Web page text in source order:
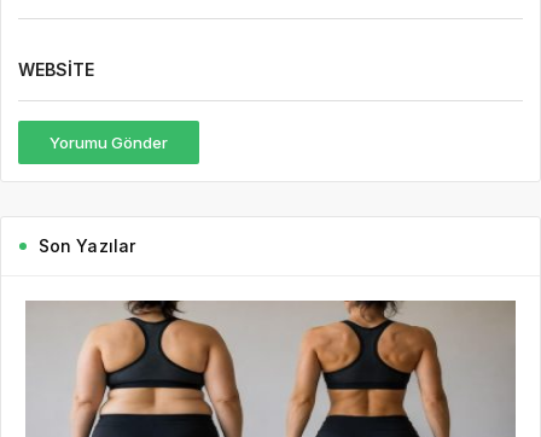
WEBSITE
Yorumu Gönder
Son Yazılar